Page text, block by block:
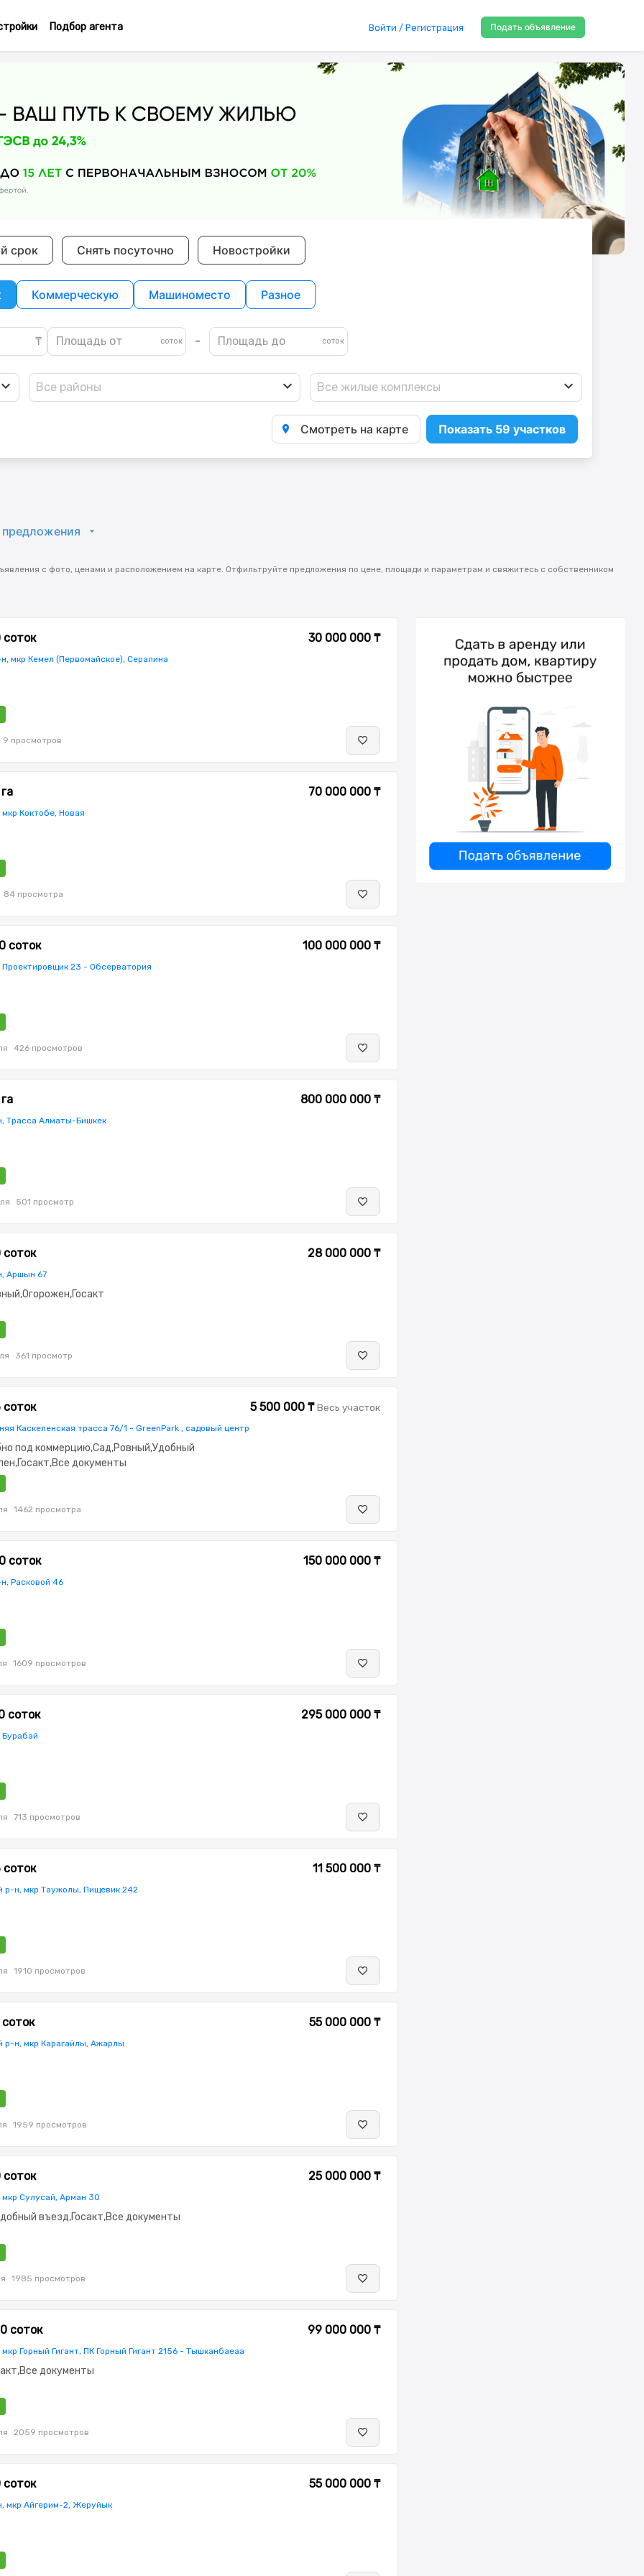
Подбор агента Войти / Регистрация Подать объявление
срок Снять посуточно Новостройки
Коммерческую Машиноместо Разное
-
Все районы Все жилые комплексы
Смотреть на карте Показать 59 участков
с фото, ценами и расположением на карте. Отфильтруйте предложения по цене, площади и параметрам и свяжитесь с собственником
соток
мкр Кемел (Первомайское), Сералина
30 000 000 ₸
9 просмотров
Коктобе, Новая
70 000 000 ₸
84 просмотра
соток
23 - Обсерватория
100 000 000 ₸
426 просмотров
Трасса Алматы-Бишкек
800 000 000 ₸
501 просмотр
соток
Аршын 67
28 000 000 ₸
361 просмотр
соток
Каскеленская трасса 76/1 - GreenPark , садовый центр
5 500 000 ₸ Весь участок
под коммерцию,Сад,Ровный,Удобный
документы
1462 просмотра
соток
Расковой 46
150 000 000 ₸
1609 просмотров
соток 295 000 000 ₸
713 просмотров
соток
р-н, мкр Таужолы, Пищевик 242
11 500 000 ₸
1910 просмотров
р-н, мкр Карагайлы, Ажарлы
55 000 000 ₸
1959 просмотров
соток
Сулусай, Арман 30
25 000 000 ₸
въезд,Госакт,Все документы
1985 просмотров
соток
Горный Гигант, ПК Горный Гигант 2156 - Тышканбаеаа
99 000 000 ₸
документы
2059 просмотров
соток
мкр Айгерим-2, Жеруйык
55 000 000 ₸